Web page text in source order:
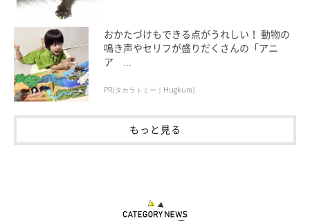
おかたづけもできる点がうれしい！ 動物の
鳴き声やセリフが盛りだくさんの「アニ
ア ...
PR(タカラトミー｜Hugkum)
もっと見る